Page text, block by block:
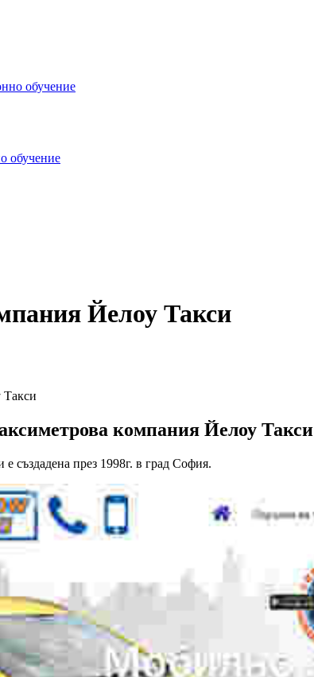
обучение
обучение
Йелоу Такси
Такси
компания Йелоу Такси
създадена през 1998г. в град София.